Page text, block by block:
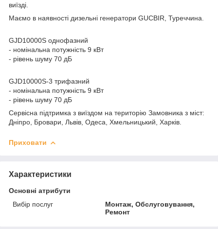
виїзді.
Маємо в наявності дизельні генератори GUCBIR, Туреччина.
GJD10000S однофазний
- номінальна потужність 9 кВт
- рівень шуму 70 дБ
GJD10000S-3 трифазний
- номінальна потужність 9 кВт
- рівень шуму 70 дБ
Сервісна підтримка з виїздом на територію Замовника з міст:
Дніпро, Бровари, Львів, Одеса, Хмельницький, Харків.
Приховати
Характеристики
Основні атрибути
Вибір послуг
Монтаж, Обслуговування,
Ремонт